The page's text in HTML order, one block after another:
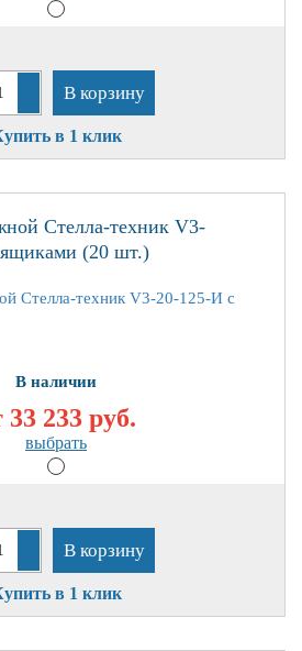
В корзину
в 1 клик
Стелла-техник V3-
(20 шт.)
В наличии
33 233руб.
выбрать
В корзину
в 1 клик